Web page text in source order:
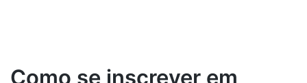
Como se inscrever em